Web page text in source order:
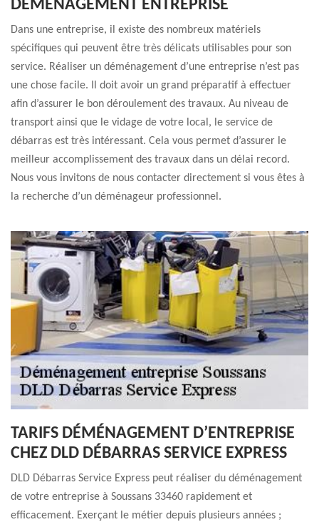
DÉMÉNAGEMENT ENTREPRISE
Dans une entreprise, il existe des nombreux matériels
spécifiques qui peuvent être très délicats utilisables pour son
service. Réaliser un déménagement d’une entreprise n’est pas
une chose facile. Il doit avoir un grand préparatif à effectuer
afin d’assurer le bon déroulement des travaux. Au niveau de
transport ainsi que le vidage de votre local, le service de
débarras est très intéressant. Cela vous permet d’assurer le
meilleur accomplissement des travaux dans un délai record.
Nous vous invitons de nous contacter directement si vous êtes à
la recherche d’un déménageur professionnel.
TARIFS DÉMÉNAGEMENT D’ENTREPRISE
CHEZ DLD DÉBARRAS SERVICE EXPRESS
DLD Débarras Service Express peut réaliser du déménagement
de votre entreprise à Soussans 33460 rapidement et
efficacement. Exerçant le métier depuis plusieurs années ;